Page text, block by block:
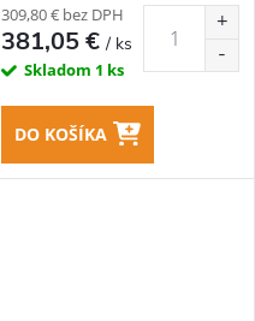
309,80 € bez DPH
381,05 €/ ks
Skladom 1 ks
DO KOŠÍKA